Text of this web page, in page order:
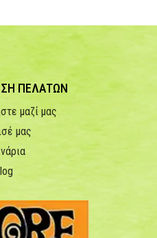
ΠΕΛΑΤΩΝ
μαζί μας
μας